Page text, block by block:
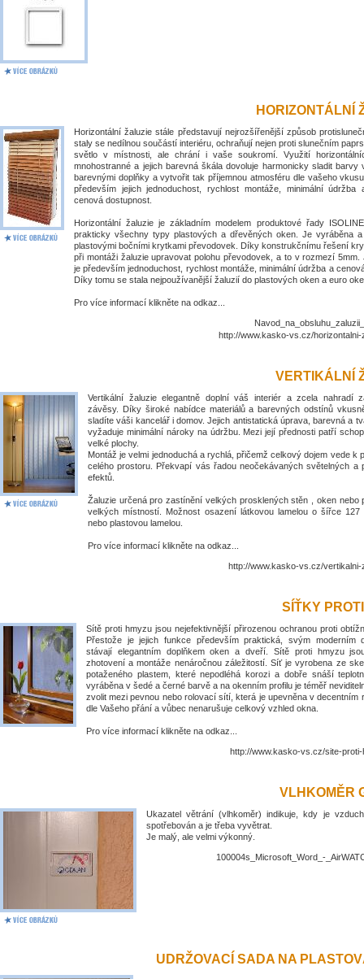
HORIZONTÁLNÍ
Horizontální žaluzie stále představují nejrozšířenější způsob
staly se nedílnou součástí interiéru, ochraňují nejen proti slunečním
světlo v místnosti, ale chrání i vaše soukromí. Využití
mnohostranné a jejich barevná škála dovoluje harmonicky sladit barvy
barevnými doplňky a vytvořit tak příjemnou atmosféru dle vašeho
především jejich jednoduchost, rychlost montáže, minimální údržba
cenová dostupnost.
Horizontální žaluzie je základním modelem produktové řady
prakticky všechny typy plastových a dřevěných oken. Je vyráběna
plastovými bočními krytkami převodovek. Díky konstrukčnímu řešení
při montáži žaluzie upravovat polohu převodovek, a to v rozmezí 5mm.
je především jednoduchost, rychlost montáže, minimální údržba a
Díky tomu se stala nejpoužívanější žaluzií do plastových oken a euro
Pro více informací klikněte na odkaz...
http://www.kasko-vs.cz/horizontalni-
VERTIKÁLNÍ
Vertikální žaluzie elegantně doplní váš interiér a zcela nahradí
závěsy. Díky široké nabídce materiálů a barevných odstínů
sladíte váši kancelář i domov. Jejich antistatická úprava, barevná a
vyžaduje minimální nároky na údržbu. Mezi její přednosti patří
velké plochy.
Montáž je velmi jednoduchá a rychlá, přičemž celkový dojem vede k
celého prostoru. Překvapí vás řadou neočekávaných světelných a
efektů.
Žaluzie určená pro zastínění velkých prosklených stěn , oken nebo
velkých místností. Možnost osazení látkovou lamelou o šířce 127
nebo plastovou lamelou.
Pro více informací klikněte na odkaz...
http://www.kasko-vs.cz/vertikalni-
SÍŤKY
Sítě proti hmyzu jsou nejefektivnější přirozenou ochranou proti
Přestože je jejich funkce především praktická, svým moderním
stávají elegantním doplňkem oken a dveří. Sítě proti hmyzu
zhotovení a montáže nenáročnou záležitostí. Síť je vyrobena ze
potaženého plastem, které nepodléhá korozi a dobře snáší
vyráběna v šedé a černé barvě a na okenním profilu je téměř
zvolit mezi pevnou nebo rolovací sítí, která je upevněna v decentním
dle Vašeho přání a vůbec nenarušuje celkový vzhled okna.
Pro více informací klikněte na odkaz...
http://www.kasko-vs.cz/site-
VLHKOMĚR
Ukazatel větrání (vlhkoměr) indikuje, kdy je
spotřebován a je třeba vyvětrat.
Je malý, ale velmi výkonný.
100004s_Microsoft_Word_-
UDRŽOVACÍ SADA NA